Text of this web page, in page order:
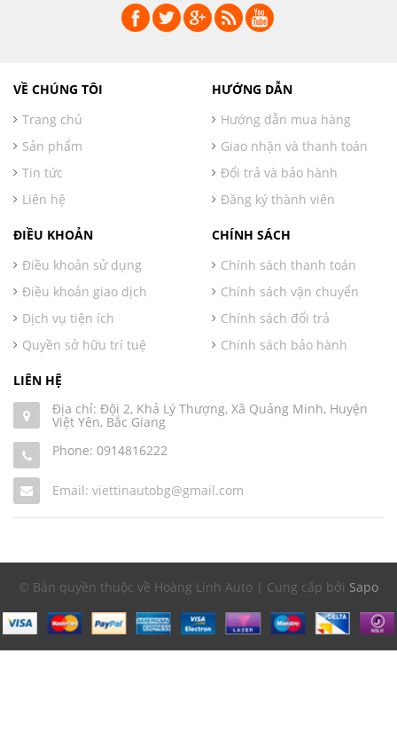
VỀ CHÚNG TÔI
Trang chủ
Sản phẩm
Tin tức
Liên hệ
HƯỚNG DẪN
Hướng dẫn mua hàng
Giao nhận và thanh toán
Đổi trả và bảo hành
Đăng ký thành viên
ĐIỀU KHOẢN
Điều khoản sử dụng
Điều khoản giao dịch
Dịch vụ tiện ích
Quyền sở hữu trí tuệ
CHÍNH SÁCH
Chính sách thanh toán
Chính sách vận chuyển
Chính sách đổi trả
Chính sách bảo hành
LIÊN HỆ
Địa chỉ: Đội 2, Khả Lý Thượng, Xã Quảng Minh, Huyện
Việt Yên, Bắc Giang
Phone: 0914816222
Email: viettinautobg@gmail.com
© Bản quyền thuộc về Hoàng Linh Auto | Cung cấp bởi Sapo